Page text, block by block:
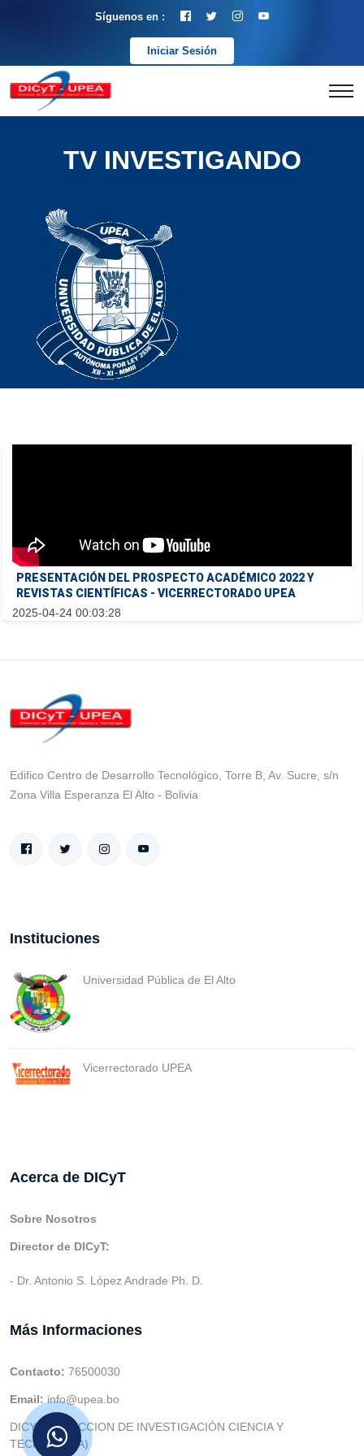
Síguenos en :
Iniciar Sesión
TV INVESTIGANDO
PRESENTACIÓN DEL PROSPECTO ACADÉMICO 2022 Y
REVISTAS CIENTÍFICAS - VICERRECTORADO UPEA
2025-04-24 00:03:28
Edifico Centro de Desarrollo Tecnológico, Torre B, Av. Sucre, s/n
Zona Villa Esperanza El Alto - Bolivia
Instituciones
Universidad Pública de El Alto
Vicerrectorado UPEA
Acerca de DICyT
Sobre Nosotros
Director de DICyT:
- Dr. Antonio S. López Andrade Ph. D.
Más Informaciones
Contacto: 76500030
Email: info@upea.bo
DICYT (DIRECCION DE INVESTIGACIÓN CIENCIA Y
TECNOLOGIA)